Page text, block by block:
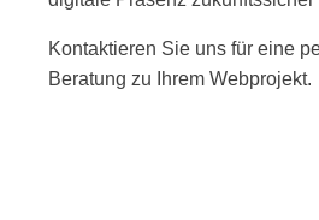
Kontaktieren Sie uns für eine
Beratung zu Ihrem Webprojekt.